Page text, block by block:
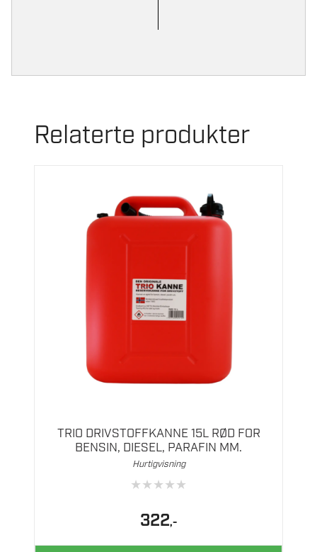
Relaterte produkter
TRIO DRIVSTOFFKANNE 15L RØD FOR
BENSIN, DIESEL, PARAFIN MM.
Hurtigvisning
★★★★★
322,-